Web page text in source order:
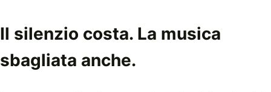
Il silenzio costa. La musica
sbagliata anche.